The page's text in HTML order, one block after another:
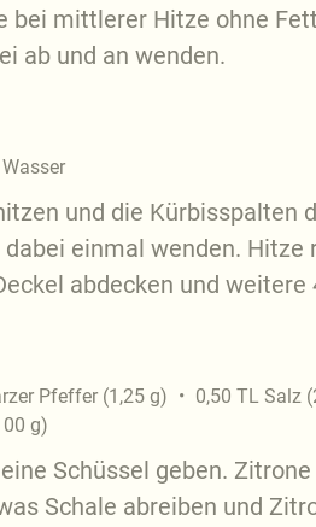
bei mittlerer Hitze ohne
ab und an wenden.
Wasser
und die Kürbisspalten
einmal wenden. Hitze
abdecken und
Pfeffer (1,25 g) 0,50 TL Salz (
g)
Schüssel geben.
Schale abreiben und